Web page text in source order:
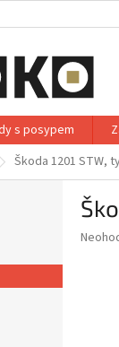
s posypem
Škoda 1201 STW,